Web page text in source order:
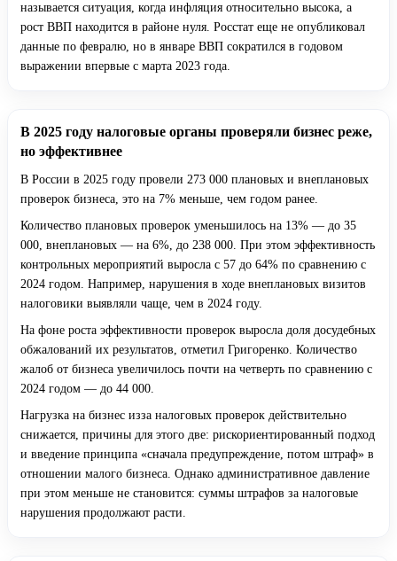
называется ситуация, когда инфляция относительно высока, а
рост ВВП находится в районе нуля. Росстат еще не опубликовал
данные по февралю, но в январе ВВП сократился в годовом
выражении впервые с марта 2023 года.
В 2025 году налоговые органы проверяли бизнес реже,
но эффективнее
В России в 2025 году провели 273 000 плановых и внеплановых
проверок бизнеса, это на 7% меньше, чем годом ранее.
Количество плановых проверок уменьшилось на 13% — до 35
000, внеплановых — на 6%, до 238 000. При этом эффективность
контрольных мероприятий выросла с 57 до 64% по сравнению с
2024 годом. Например, нарушения в ходе внеплановых визитов
налоговики выявляли чаще, чем в 2024 году.
На фоне роста эффективности проверок выросла доля досудебных
обжалований их результатов, отметил Григоренко. Количество
жалоб от бизнеса увеличилось почти на четверть по сравнению с
2024 годом — до 44 000.
Нагрузка на бизнес изза налоговых проверок действительно
снижается, причины для этого две: рискориентированный подход
и введение принципа «сначала предупреждение, потом штраф» в
отношении малого бизнеса. Однако административное давление
при этом меньше не становится: суммы штрафов за налоговые
нарушения продолжают расти.